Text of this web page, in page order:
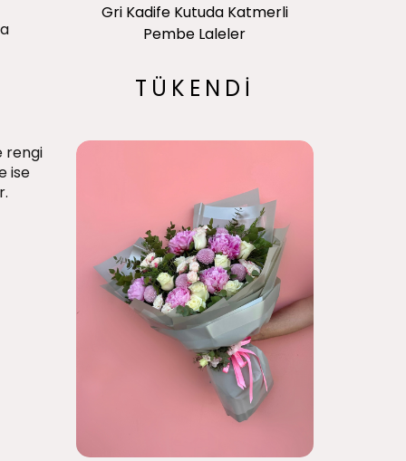
rengi
ise
Gri Kadife Kutuda Katmerli
Pembe Laleler
TÜKENDİ